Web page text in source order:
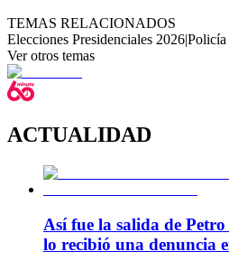
TEMAS RELACIONADOS
Elecciones Presidenciales 2026|Policía
Ver otros temas
ACTUALIDAD
Así fue la salida de
lo recibió una denuncia